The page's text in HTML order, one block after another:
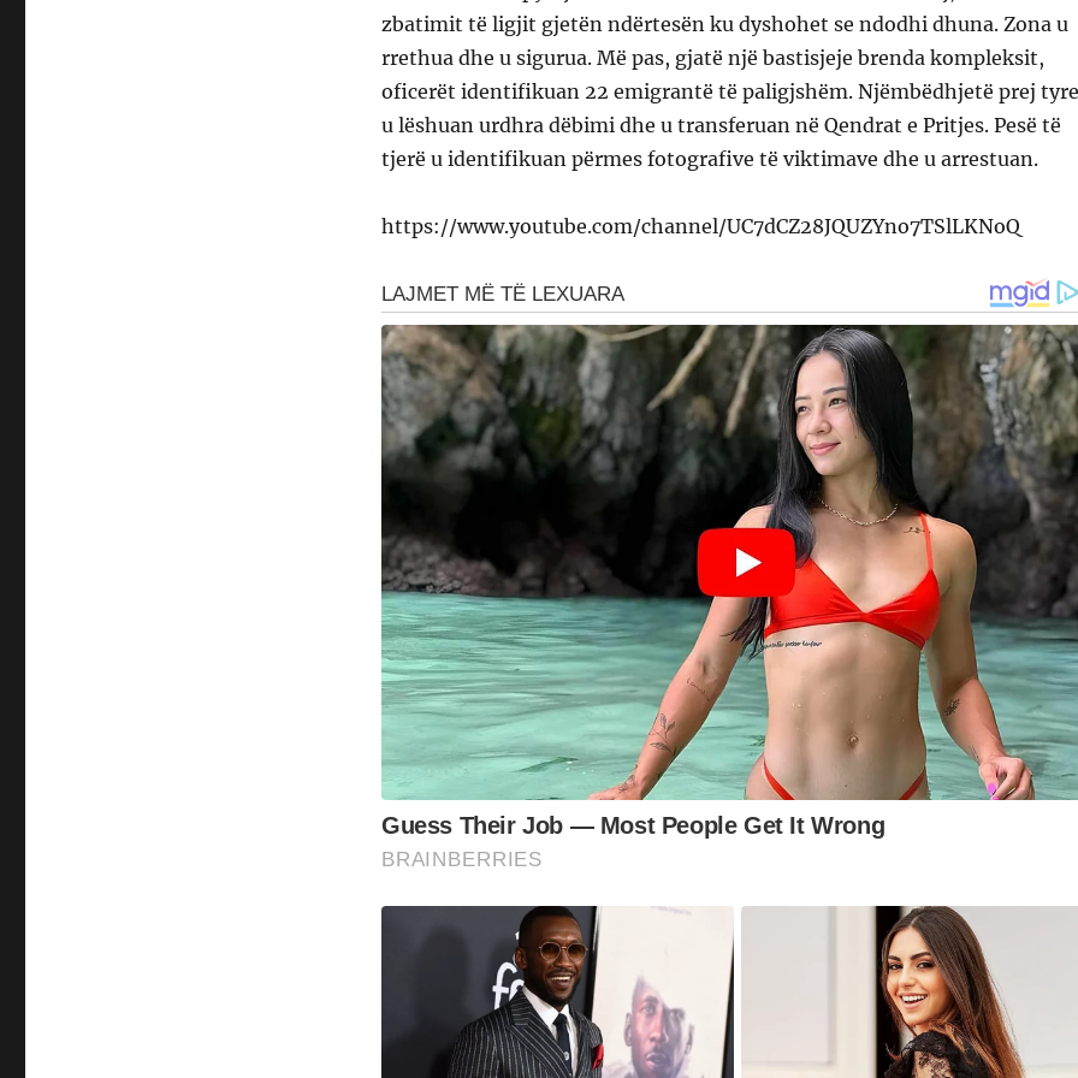
zbatimit të ligjit gjetën ndërtesën ku dyshohet se ndodhi dhuna. Zona u
rrethua dhe u sigurua. Më pas, gjatë një bastisjeje brenda kompleksit,
oficerët identifikuan 22 emigrantë të paligjshëm. Njëmbëdhjetë prej tyre
u lëshuan urdhra dëbimi dhe u transferuan në Qendrat e Pritjes. Pesë të
tjerë u identifikuan përmes fotografive të viktimave dhe u arrestuan.
https://www.youtube.com/channel/UC7dCZ28JQUZYno7TSlLKNoQ